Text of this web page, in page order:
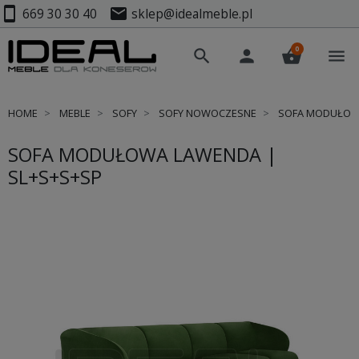
smartphone 669 30 30 40 mail sklep@idealmeble.pl
search person shopping_basket
0 menu
HOME MEBLE SOFY SOFY NOWOCZESNE SOFA
SOFA MODUŁOWA LAWENDA |
SL+S+S+SP